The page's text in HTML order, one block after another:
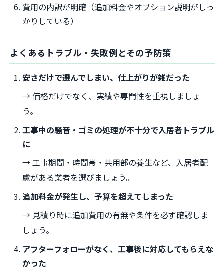
費用の内訳が明確（追加料金やオプション説明がしっ
かりしている）
よくあるトラブル・失敗例とその予防策
安さだけで選んでしまい、仕上がりが雑だった
→ 価格だけでなく、実績や専門性を重視しましょ
う。
工事中の騒音・ゴミの処理が不十分で入居者トラブル
に
→ 工事期間・時間帯・共用部の養生など、入居者配
慮がある業者を選びましょう。
追加料金が発生し、予算を超えてしまった
→ 見積り時に追加費用の有無や条件を必ず確認しま
しょう。
アフターフォローがなく、工事後に対応してもらえな
かった